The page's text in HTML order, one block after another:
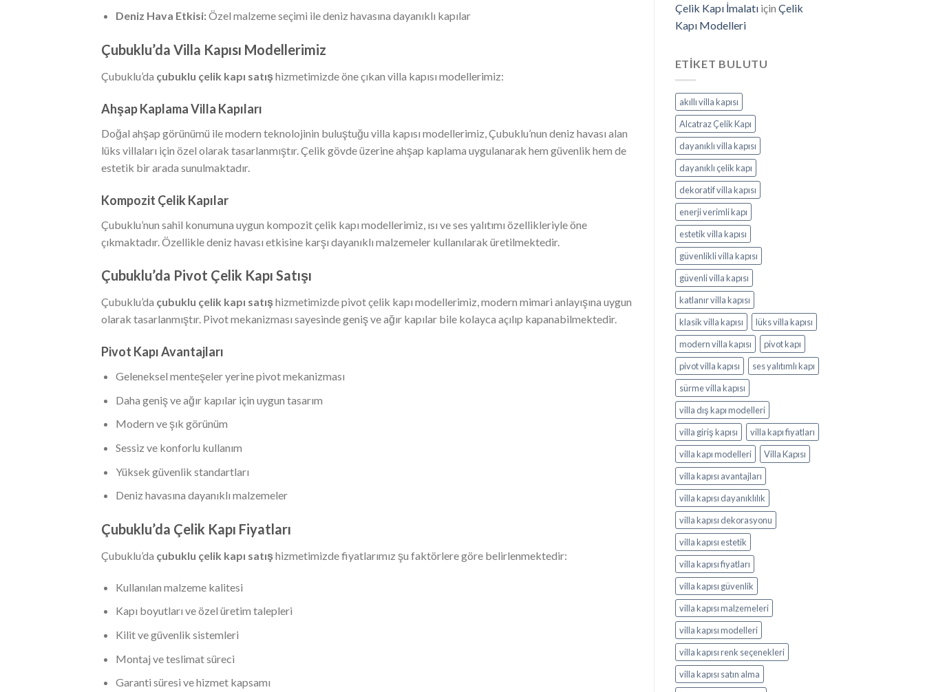
Deniz Hava Etkisi:Özel malzeme seçimi ile deniz havasına dayanıklı kapılar
Çubuklu’da Villa Kapısı Modellerimiz
Çubuklu’da çubuklu çelik kapı satışhizmetimizde öne çıkan villa kapısı modellerimiz:
Ahşap Kaplama Villa Kapıları
Doğal ahşap görünümü ile modern teknolojinin buluştuğu villa kapısı modellerimiz, Çubuklu’nun deniz havası alan
lüks villaları için özel olarak tasarlanmıştır. Çelik gövde üzerine ahşap kaplama uygulanarak hem güvenlik hem de
estetik bir arada sunulmaktadır.
Kompozit Çelik Kapılar
Çubuklu’nun sahil konumuna uygun kompozit çelik kapı modellerimiz, ısı ve ses yalıtımı özellikleriyle öne
çıkmaktadır. Özellikle deniz havası etkisine karşı dayanıklı malzemeler kullanılarak üretilmektedir.
Çubuklu’da Pivot Çelik Kapı Satışı
Çubuklu’da çubuklu çelik kapı satışhizmetimizde pivot çelik kapı modellerimiz, modern mimari anlayışına uygun
olarak tasarlanmıştır. Pivot mekanizması sayesinde geniş ve ağır kapılar bile kolayca açılıp kapanabilmektedir.
Pivot Kapı Avantajları
Geleneksel menteşeler yerine pivot mekanizması
Daha geniş ve ağır kapılar için uygun tasarım
Modern ve şık görünüm
Sessiz ve konforlu kullanım
Yüksek güvenlik standartları
Deniz havasına dayanıklı malzemeler
Çubuklu’da Çelik Kapı Fiyatları
Çubuklu’da çubuklu çelik kapı satışhizmetimizde fiyatlarımız şu faktörlere göre belirlenmektedir:
Kullanılan malzeme kalitesi
Kapı boyutları ve özel üretim talepleri
Kilit ve güvenlik sistemleri
Montaj ve teslimat süreci
Garanti süresi ve hizmet kapsamı
Çelik Kapı İmalatıiçin Çelik
Kapı Modelleri
ETIKET BULUTU
akıllı villa kapısı
Alcatraz Çelik Kapı
dayanıklı villa kapısı
dayanıklı çelik kapı
dekoratif villa kapısı
enerji verimli kapı
estetik villa kapısı
güvenlikli villa kapısı
güvenli villa kapısı
katlanır villa kapısı
klasik villa kapısı
lüks villa kapısı
modern villa kapısı
pivot kapı
pivot villa kapısı
ses yalıtımlı kapı
sürme villa kapısı
villa dış kapı modelleri
villa giriş kapısı
villa kapı fiyatları
villa kapı modelleri
Villa Kapısı
villa kapısı avantajları
villa kapısı dayanıklılık
villa kapısı dekorasyonu
villa kapısı estetik
villa kapısı fiyatları
villa kapısı güvenlik
villa kapısı malzemeleri
villa kapısı modelleri
villa kapısı renk seçenekleri
villa kapısı satın alma